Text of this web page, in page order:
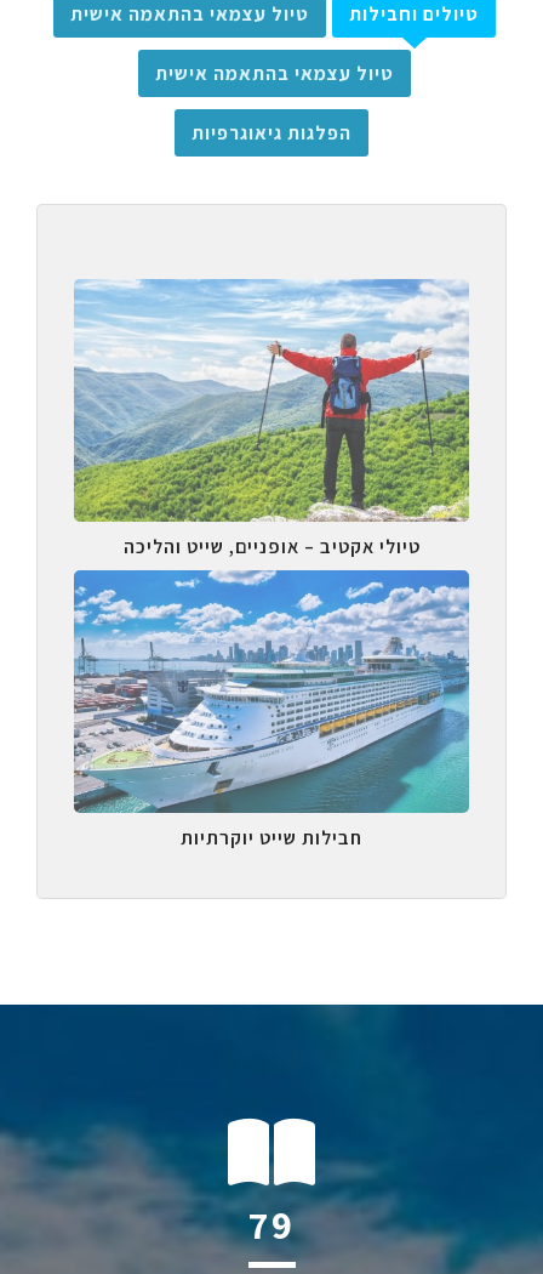
טיולים וחבילות טיול עצמאי בהתאמה אישית
טיול עצמאי בהתאמה אישית
הפלגות גיאוגרפיות
טיולי אקטיב – אופניים, שייט והליכה
חבילות שייט יוקרתיות
115